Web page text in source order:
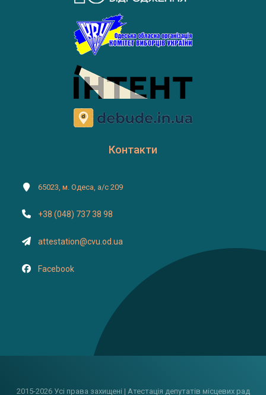
Контакти
65023, м. Одеса, а/с 209
+38 (048) 737 38 98
attestation@cvu.od.ua
Facebook
2015-2026 Усі права захищені | Атестація депутатів місцевих рад